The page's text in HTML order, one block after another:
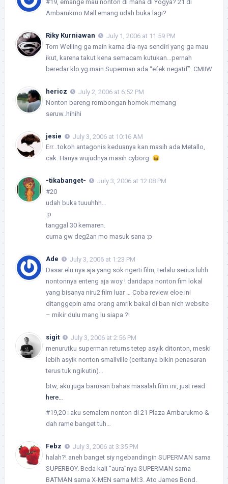
#19, emange mau nonton di mana di Yogya? 21 di
Ambarukmo Mall emang udah buka lagi?
Riky Kurniawan
July 1, 2006 at 11:59 PM
Tom Welling ga main karna dia-nya sendiri yang ga mau
ikut, karena takut kena semacam kutukan…pernah
beredar klo yg main Superman ada “efek negatif”..CMIIW
hericz
July 2, 2006 at 6:52 PM
Nonton bareng rombongan homok memang
seruw..hihihi
jesie
July 3, 2006 at 10:16 AM
Err…tokoh antagonis keduanya kan masih ada Metallo,
cak. Hanya wujudnya masih cyborg.
-tikabanget-
July 3, 2006 at 12:08 PM
#20
udah buka tuuuhhh…
:p
tanggal 30 kemaren.
cuma gw deg2an mo masuk sana :p
Ade
July 3, 2006 at 1:23 PM
Dasar elu nya aja yang sok ngerti film, terlalu serius luhh
nontonnya enteng aja woy ! daridapa nonton fim lokal
yang bisanya niru2 film luar … Coba review eloe ini
ditanggepin ama orang amrik bakal di ban nich website
– mikir dulu mang lu siapa ?!
sigit
July 3, 2006 at 2:56 PM
menurutku superman returns tetep asyik ditonton, meski
lebih asyik nonton smallville (ceritanya bikin penasaran
terus tuk ngikutin)…
btw, aku juga barusan bahas masalah film ini, just read
here…
#19,20 : aku semalem nonton di 21 Plaza Ambarukmo &
dah rame banget tuh…
Febz
July 3, 2006 at 3:35 PM
halah?! aneh banget siy ngebandingin SUPERMAN sama
SUPERBOY. Beda kali “aura”nya SUPERMAN sama
BATMAN sama X-MEN sama MI:3. Ato James Bond.